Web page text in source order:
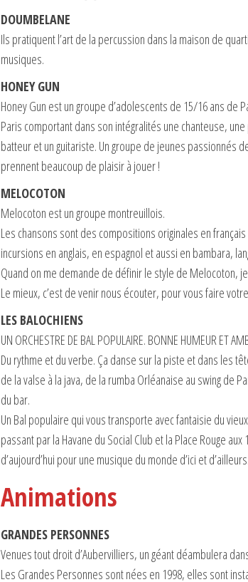
DOUMBELANE
Ils pratiquent l’art de la percussion dans la maison de
musiques.
HONEY GUN
Honey Gun est un groupe d’adolescents de 15/16 ans
Paris comportant dans son intégralités une chanteuse,
batteur et un guitariste. Un groupe de jeunes passionnés
prennent beaucoup de plaisir à jouer !
MELOCOTON
Melocoton est un groupe montreuillois.
Les chansons sont des compositions originales en
incursions en anglais, en espagnol et aussi en bambara,
Quand on me demande de définir le style de Melocoton,
Le mieux, c’est de venir nous écouter, pour vous faire
LES BALOCHIENS
UN ORCHESTRE DE BAL POPULAIRE. BONNE HUMEUR ET
Du rythme et du verbe. Ça danse sur la piste et dans les
de la valse à la java, de la rumba Orléanaise au swing de
du bar.
Un Bal populaire qui vous transporte avec fantaisie du
passant par la Havane du Social Club et la Place Rouge
d’aujourd’hui pour une musique du monde d’ici et d’ailleurs.
Animations
GRANDES PERSONNES
Venues tout droit d’Aubervilliers, un géant déambulera
Les Grandes Personnes sont nées en 1998, elles sont